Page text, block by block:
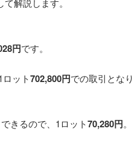
て解説します。
円です。
ット702,800円での取引となり
きるので、1ロット70,280円。